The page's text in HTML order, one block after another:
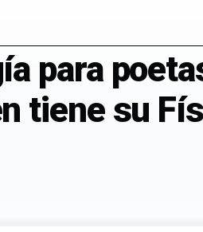
para
tiene su